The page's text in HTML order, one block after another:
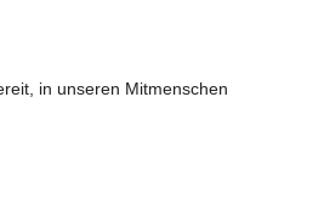
in unseren Mitmenschen